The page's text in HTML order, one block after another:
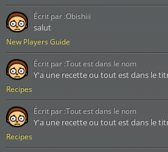
New Players Guide
salut
Écrit par :Obishiii
Recipes
Y'a une recette ou tout est dans le
Écrit par :Tout est dans le nom
Recipes
Y'a une recette ou tout est dans le
Écrit par :Tout est dans le nom